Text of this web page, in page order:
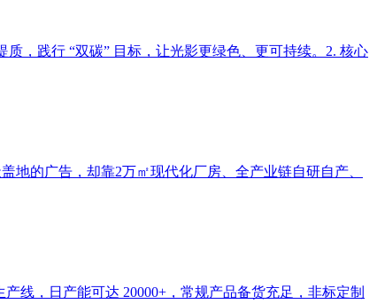
，践行 “双碳” 目标，让光影更绿色、更可持续。2. 核心
的广告，却靠2万㎡现代化厂房、全产业链自研自产、
线，日产能可达 20000+，常规产品备货充足，非标定制